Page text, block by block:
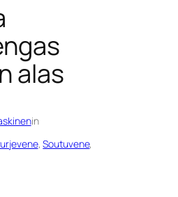
alas
in
, Soutuvene